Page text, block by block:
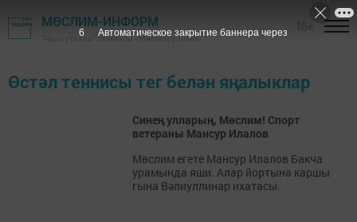
МӨСЛИМ-ИНФОРМ
"Авыл утлары" газетасы - Мөслим районы
Өстәл теннисы тег белән яңалыклар
Синең улларың, Мөслим! Спорт
ветераны Мансур Илалов
Мөслим егете Мансур Илалов Бакча
урамында яши. Алар йортына каршы
гына Вәлиуллинар ихатасы.
6 Автоматическое закрытие баннера через